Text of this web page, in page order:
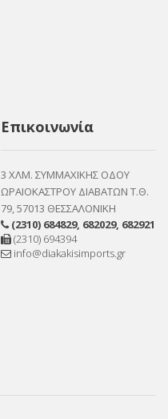
Επικοινωνία
3 ΧΛΜ. ΣΥΜΜΑΧΙΚΗΣ ΟΔΟΥ
ΩΡΑΙΟΚΑΣΤΡΟΥ ΔΙΑΒΑΤΩΝ Τ.Θ.
79, 57013 ΘΕΣΣΑΛΟΝΙΚΗ
(2310) 684829, 682029, 682921
(2310) 694394
info@diakakisimports.gr